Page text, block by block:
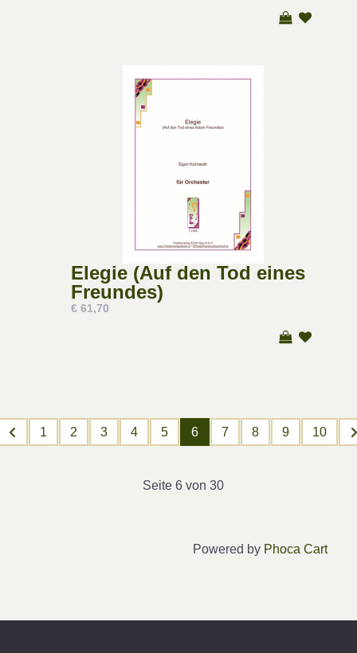
Elegie (Auf den Tod eines
Freundes)
€ 61,70
1 2 3 4 5 6 7 8 9 10
Seite 6 von 30
Powered by Phoca Cart